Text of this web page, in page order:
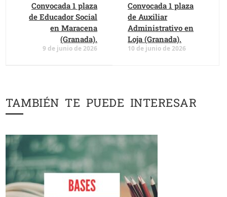
Convocada 1 plaza
de Educador Social
en Maracena
(Granada).
9 de junio de 2026
Convocada 1 plaza
de Auxiliar
Administrativo en
Loja (Granada).
10 de junio de 2026
TAMBIÉN TE PUEDE INTERESAR